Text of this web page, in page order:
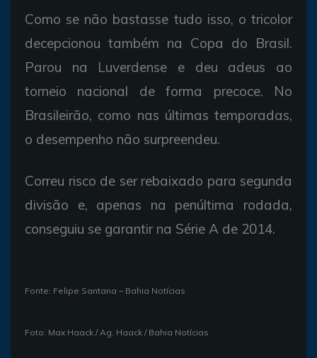
Como se não bastasse tudo isso, o tricolor
decepcionou também na Copa do Brasil.
Parou na Luverdense e deu adeus ao
torneio nacional de forma precoce. No
Brasileirão, como nas últimas temporadas,
o desempenho não surpreendeu.
Correu risco de ser rebaixado para segunda
divisão e, apenas na penúltima rodada,
conseguiu se garantir na Série A de 2014.
Fonte: Felipe Santana – Bahia Notícias
Foto: Max Haack / Ag. Haack / Bahia Notícias